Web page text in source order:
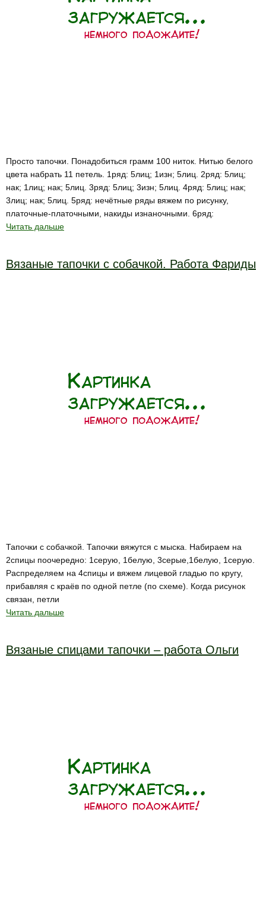
Просто тапочки. Понадобиться грамм 100 ниток. Нитью белого
цвета набрать 11 петель. 1ряд: 5лиц; 1изн; 5лиц. 2ряд: 5лиц;
нак; 1лиц; нак; 5лиц. 3ряд: 5лиц; 3изн; 5лиц. 4ряд: 5лиц; нак;
3лиц; нак; 5лиц. 5ряд: нечётные ряды вяжем по рисунку,
платочные-платочными, накиды изнаночными. 6ряд:
Читать дальше
Вязаные тапочки с собачкой. Работа Фариды
Тапочки с собачкой. Тапочки вяжутся с мыска. Набираем на
2спицы поочередно: 1серую, 1белую, 3серые,1белую, 1серую.
Распределяем на 4спицы и вяжем лицевой гладью по кругу,
прибавляя с краёв по одной петле (по схеме). Когда рисунок
связан, петли
Читать дальше
Вязаные спицами тапочки – работа Ольги